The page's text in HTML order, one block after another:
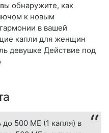
обнаружите, как
к новым
в вашей
капли для женщин
девушке Действие под
500 МЕ (1 капля) в